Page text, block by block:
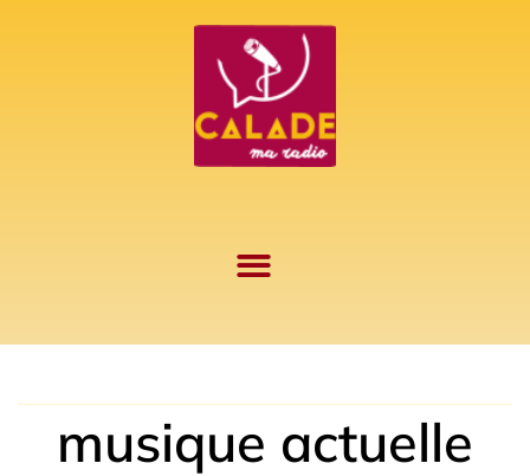
musique actuelle